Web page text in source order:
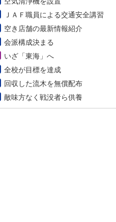
ＪＡＦ職員による交通安全講習
空き店舗の最新情報紹介
会派構成決まる
いざ「東海」へ
全校が目標を達成
回収した流木を無償配布
敵味方なく戦没者ら供養